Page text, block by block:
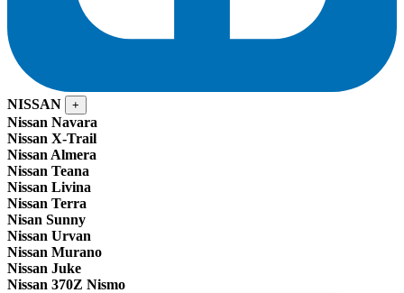
NISSAN +
Nissan Navara
Nissan X-Trail
Nissan Almera
Nissan Teana
Nissan Livina
Nissan Terra
Nisan Sunny
Nissan Urvan
Nissan Murano
Nissan Juke
Nissan 370Z Nismo